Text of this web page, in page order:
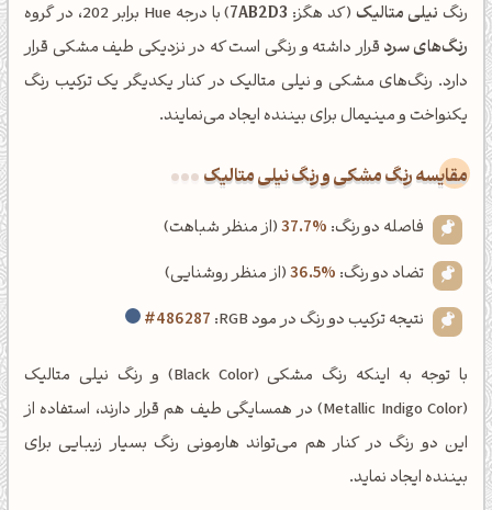
رنگ نیلی متالیک(کد هگز: 7AB2D3) با درجه Hue برابر 202، در گروه
رنگ‌های سرد قرار داشته و رنگی است که در نزدیکی طیف مشکی قرار
دارد. رنگ‌های مشکی و نیلی متالیک در کنار یکدیگر یک ترکیب رنگ
یکنواخت و مینیمال برای بیننده ایجاد می‌نمایند.
‌مقایسه رنگ مشکی و رنگ نیلی متالیک
فاصله دو رنگ: 37.7%(از منظر شباهت)
تضاد دو رنگ: 36.5%(از منظر روشنایی)
نتیجه ترکیب دو رنگ در مود RGB:
#486287
با توجه به اینکه رنگ مشکی (Black Color) و رنگ نیلی متالیک
(Metallic Indigo Color) در همسایگی طیف هم قرار دارند، استفاده از
این دو رنگ در کنار هم می‌تواند هارمونی رنگ بسیار زیبایی برای
بیننده ایجاد نماید.